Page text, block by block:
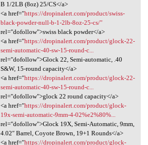
B 1/2LB (8oz) 25/CS</a>
<a href="https://dropinalert.com/product/swiss-
black-powder-null-b-1-2lb-8oz-25-cs/"
rel="dofollow">swiss black powder</a>
<a href="https://dropinalert.com/product/glock-22-
semi-automatic-40-sw-15-round-c...
rel="dofollow">Glock 22, Semi-automatic, .40
S&W, 15-round capacity</a>
<a href="https://dropinalert.com/product/glock-22-
semi-automatic-40-sw-15-round-c...
rel="dofollow">glock 22 round capacity</a>
<a href="https://dropinalert.com/product/glock-
19x-semi-automatic-9mm-4-02%e2%80%...
rel="dofollow">Glock 19X, Semi-Automatic, 9mm,
4.02″ Barrel, Coyote Brown, 19+1 Rounds</a>
<a href="https://dropinalert.com/product/glock-